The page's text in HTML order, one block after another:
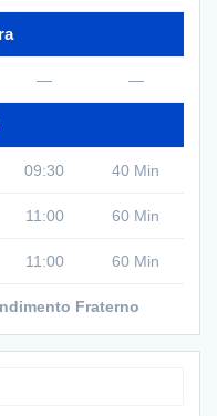
— —
09:30 40 Min
11:00 60 Min
11:00 60 Min
Fraterno